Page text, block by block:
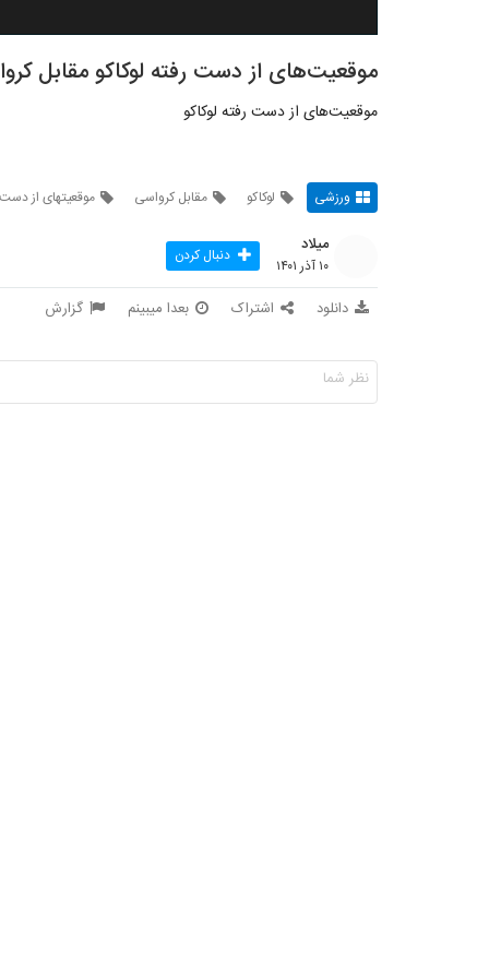
موقعیت‌های از دست رفته لوکاکو مقابل
موقعیت‌های از دست رفته لوکاکو
ورزشی لوکاکو مقابل کرواسی موقعیتهای از دست
میلاد
۱۰ آذر ۱۴۰۱ دنبال کردن
دانلود اشتراک بعدا میبینم گزارش